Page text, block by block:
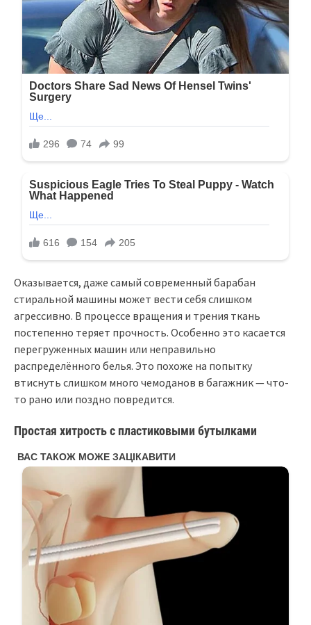
Оказывается, даже самый современный барабан
стиральной машины может вести себя слишком
агрессивно. В процессе вращения и трения ткань
постепенно теряет прочность. Особенно это касается
перегруженных машин или неправильно
распределённого белья. Это похоже на попытку
втиснуть слишком много чемоданов в багажник — что-
то рано или поздно повредится.
Простая хитрость с пластиковыми бутылками